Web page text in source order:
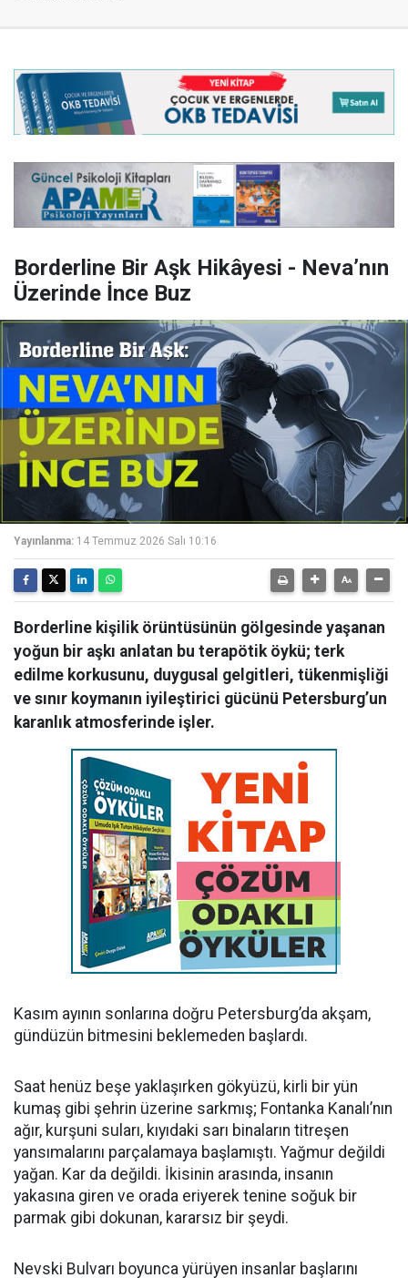
Borderline Bir Aşk Hikâyesi - Neva’nın
Üzerinde İnce Buz
Yayınlanma: 14 Temmuz 2026 Salı 10:16
Borderline kişilik örüntüsünün gölgesinde yaşanan
yoğun bir aşkı anlatan bu terapötik öykü; terk
edilme korkusunu, duygusal gelgitleri, tükenmişliği
ve sınır koymanın iyileştirici gücünü Petersburg’un
karanlık atmosferinde işler.
Kasım ayının sonlarına doğru Petersburg’da akşam,
gündüzün bitmesini beklemeden başlardı.
Saat henüz beşe yaklaşırken gökyüzü, kirli bir yün
kumaş gibi şehrin üzerine sarkmış; Fontanka Kanalı’nın
ağır, kurşuni suları, kıyıdaki sarı binaların titreşen
yansımalarını parçalamaya başlamıştı. Yağmur değildi
yağan. Kar da değildi. İkisinin arasında, insanın
yakasına giren ve orada eriyerek tenine soğuk bir
parmak gibi dokunan, kararsız bir şeydi.
Nevski Bulvarı boyunca yürüyen insanlar başlarını